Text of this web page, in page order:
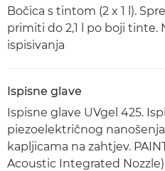
Bočica s tintom (2 x 1 l).
primiti do 2,1 l po boji
ispisivanja
Ispisne glave
Ispisne glave UVgel 425.
piezoelektričnog
kapljicama na zahtjev.
Acoustic Integrated